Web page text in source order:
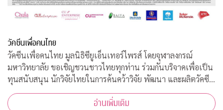
วัคซีนเพื่อคนไทย
วัคซีนเพื่อคนไทย มูลนิธิซียูเอ็นเทอร์ไพรส์ โดยจุฬาลงกรณ์
มหาวิทยาลัย ขอเชิญชวนชาวไทยทุกท่าน ร่วมกันบริจาคเพื่อเป็น
ทุนสนับสนุน นักวิจัยไทยในการค้นคว้าวิจัย พัฒนา และผลิตวัคซีน
ต้านโควิด-19*
อ่านเพิ่มเติม